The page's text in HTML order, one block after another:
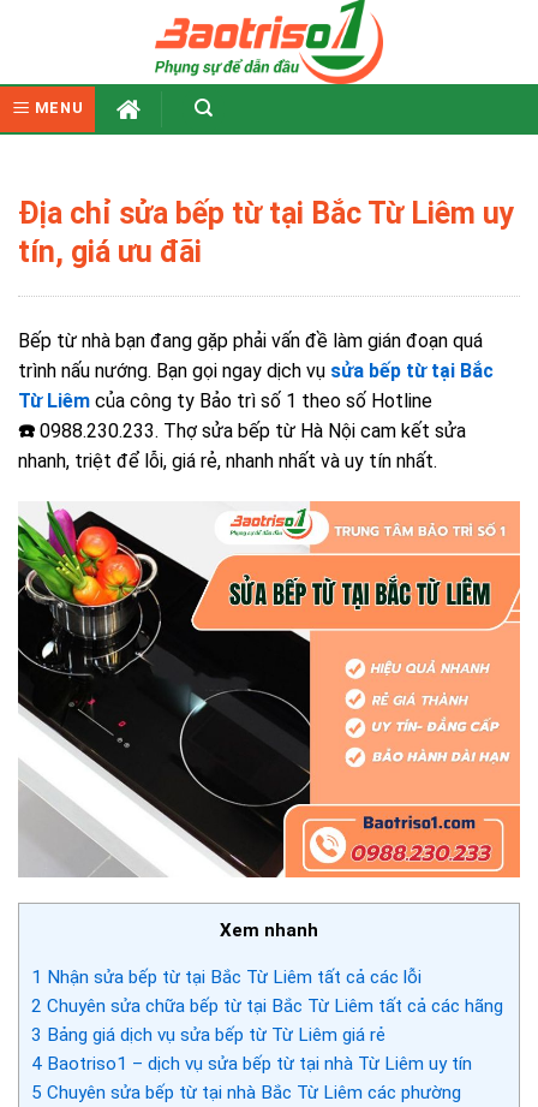
MENU
Địa chỉ sửa bếp từ tại Bắc Từ Liêm uy
tín, giá ưu đãi
Bếp từ nhà bạn đang gặp phải vấn đề làm gián đoạn quá
trình nấu nướng. Bạn gọi ngay dịch vụ sửa bếp từ tại Bắc
Từ Liêm của công ty Bảo trì số 1 theo số Hotline
☎️ 0988.230.233. Thợ sửa bếp từ Hà Nội cam kết sửa
nhanh, triệt để lỗi, giá rẻ, nhanh nhất và uy tín nhất.
Xem nhanh
1 Nhận sửa bếp từ tại Bắc Từ Liêm tất cả các lỗi
2 Chuyên sửa chữa bếp từ tại Bắc Từ Liêm tất cả các hãng
3 Bảng giá dịch vụ sửa bếp từ Từ Liêm giá rẻ
4 Baotriso1 – dịch vụ sửa bếp từ tại nhà Từ Liêm uy tín
5 Chuyên sửa bếp từ tại nhà Bắc Từ Liêm các phường